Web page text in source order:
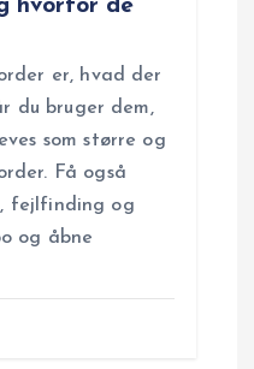
hvorfor de
er, hvad der
du bruger dem,
som større og
Få også
fejlfinding og
og åbne